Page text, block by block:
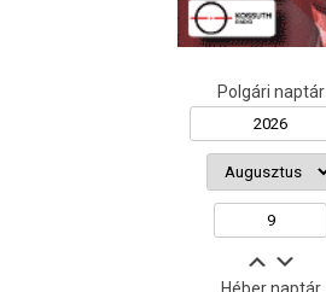
Polgári naptár
Héber naptár